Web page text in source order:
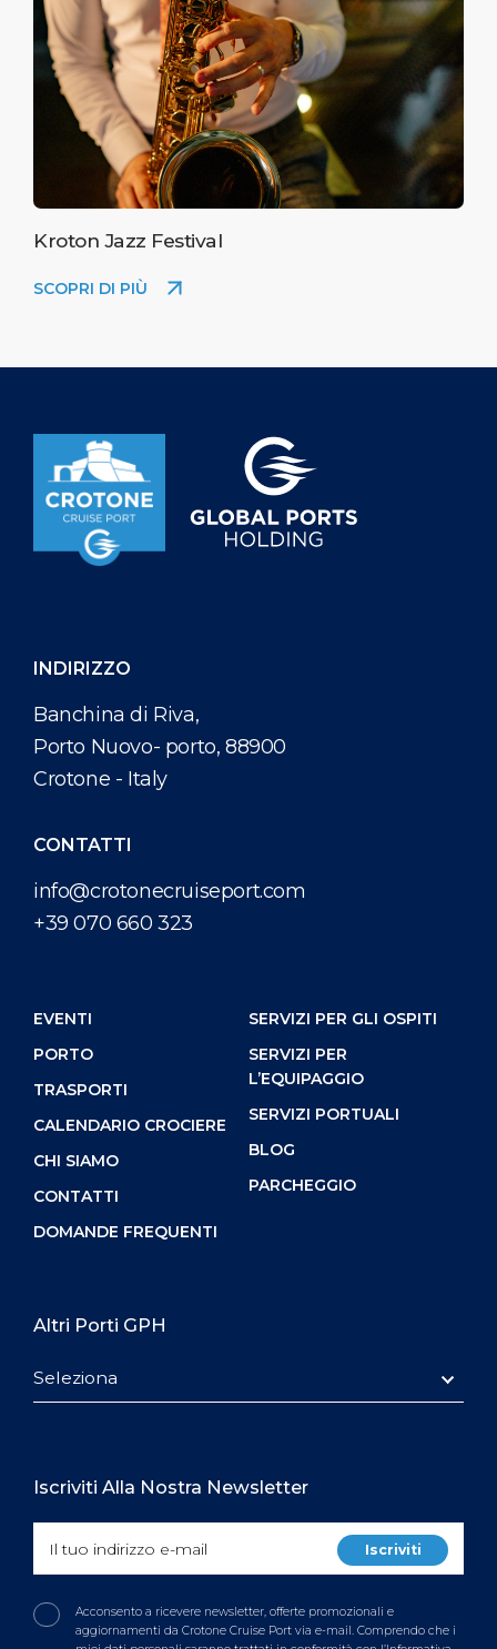
Kroton Jazz Festival
SCOPRI DI PIÙ
INDIRIZZO
Banchina di Riva,
Porto Nuovo- porto, 88900
Crotone - Italy
CONTATTI
info@crotonecruiseport.com
+39 070 660 323
EVENTI
PORTO
TRASPORTI
CALENDARIO CROCIERE
CHI SIAMO
CONTATTI
DOMANDE FREQUENTI
SERVIZI PER GLI OSPITI
SERVIZI PER
L’EQUIPAGGIO
SERVIZI PORTUALI
BLOG
PARCHEGGIO
Altri Porti GPH
Seleziona
Iscriviti Alla Nostra Newsletter
Acconsento a ricevere newsletter, offerte promozionali e
aggiornamenti da Crotone Cruise Port via e-mail. Comprendo che i